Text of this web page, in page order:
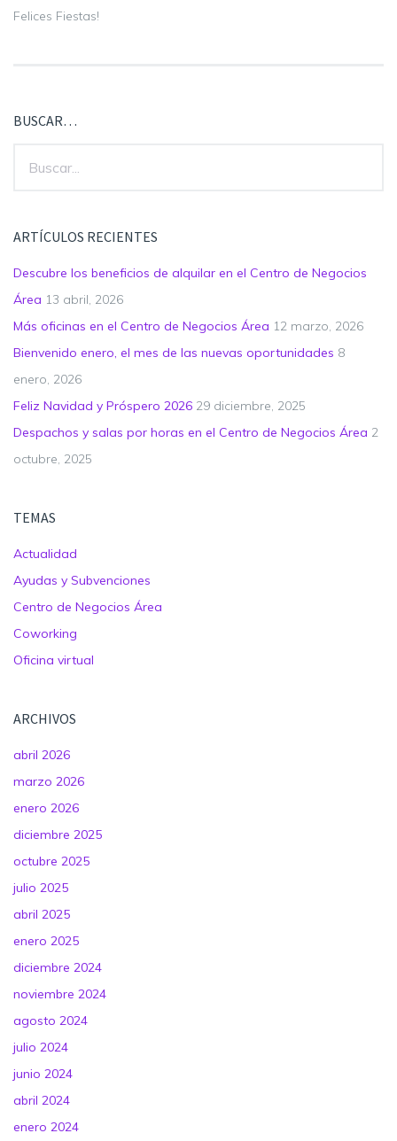
Felices Fiestas!
BUSCAR…
ARTÍCULOS RECIENTES
Descubre los beneficios de alquilar en el Centro de Negocios
Área 13 abril, 2026
Más oficinas en el Centro de Negocios Área 12 marzo, 2026
Bienvenido enero, el mes de las nuevas oportunidades 8
enero, 2026
Feliz Navidad y Próspero 2026 29 diciembre, 2025
Despachos y salas por horas en el Centro de Negocios Área 2
octubre, 2025
TEMAS
Actualidad
Ayudas y Subvenciones
Centro de Negocios Área
Coworking
Oficina virtual
ARCHIVOS
abril 2026
marzo 2026
enero 2026
diciembre 2025
octubre 2025
julio 2025
abril 2025
enero 2025
diciembre 2024
noviembre 2024
agosto 2024
julio 2024
junio 2024
abril 2024
enero 2024